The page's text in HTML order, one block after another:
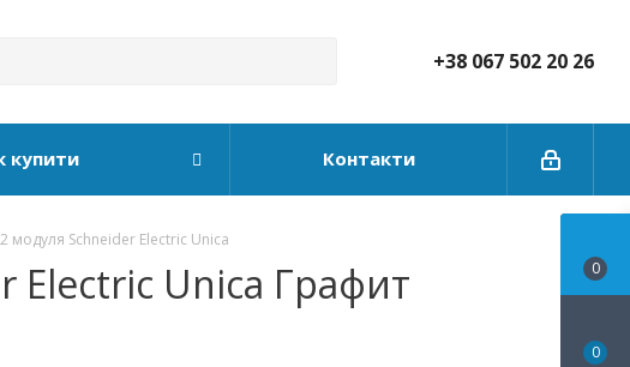
+38 067 502 20 26
купити Контакти
модуля Schneider Electric Unica
Electric Unica Графит 0
0